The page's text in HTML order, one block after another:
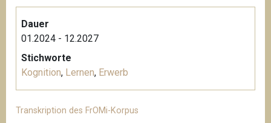
Dauer
01.2024 - 12.2027
Stichworte
Kognition, Lernen, Erwerb
Transkription des FrOMi-Korpus